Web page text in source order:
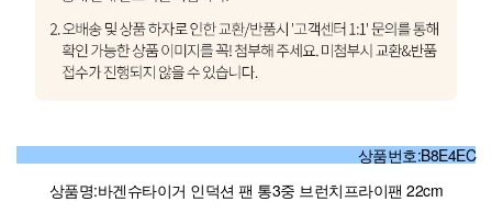
상품번호:B8E4EC
상품명:바겐슈타이거 인덕션 팬 통3중 브런치프라이팬 22cm